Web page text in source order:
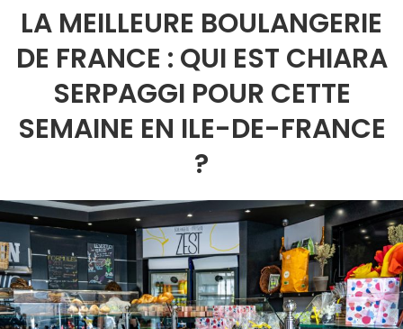
LA MEILLEURE BOULANGERIE
DE FRANCE : QUI EST CHIARA
SERPAGGI POUR CETTE
SEMAINE EN ILE-DE-FRANCE
?